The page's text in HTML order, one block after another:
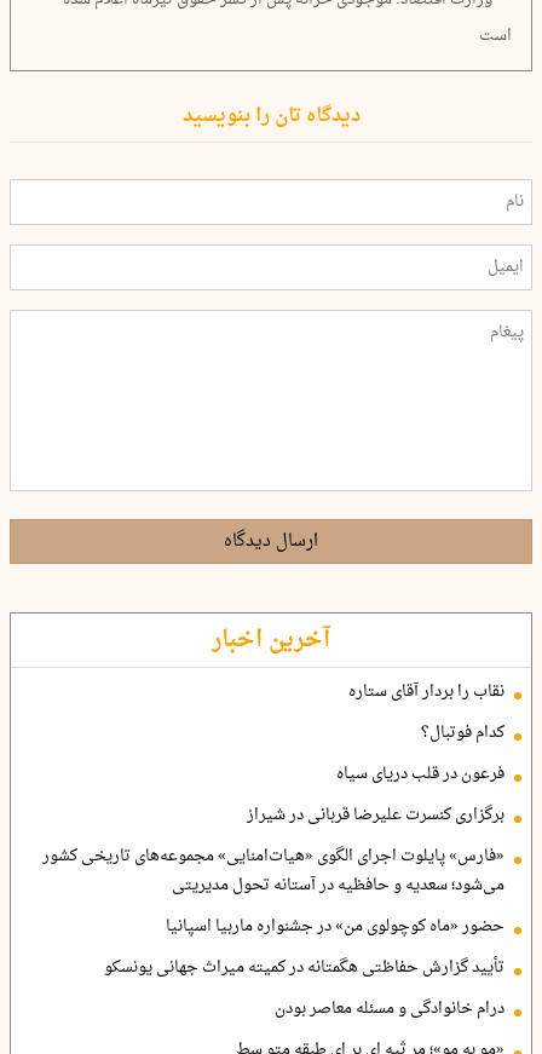
است
دیدگاه تان را بنویسید
ارسال دیدگاه
آخرین اخبار
نقاب را بردار آقای ستاره
کدام فوتبال؟
فرعون در قلب دریای سیاه
برگزاری کنسرت علیرضا قربانی در شیراز
«فارس» پایلوت اجرای الگوی «هیات‌امنایی» مجموعه‌های تاریخی کشور
می‌شود؛ سعدیه و حافظیه در آستانه تحول مدیریتی
حضور «ماه کوچولوی من» در جشنواره ماربیا اسپانیا
تأیید گزارش حفاظتی هگمتانه در کمیته میراث جهانی یونسکو
درام خانوادگی و مسئله معاصر بودن